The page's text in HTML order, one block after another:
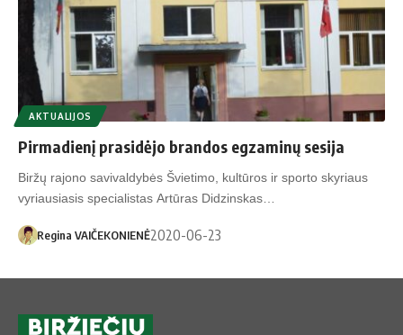
AKTUALIJOS
Pirmadienį prasidėjo brandos egzaminų sesija
Biržų rajono savivaldybės Švietimo, kultūros ir sporto skyriaus
vyriausiasis specialistas Artūras Didzinskas…
Regina VAIČEKONIENĖ2020-06-23